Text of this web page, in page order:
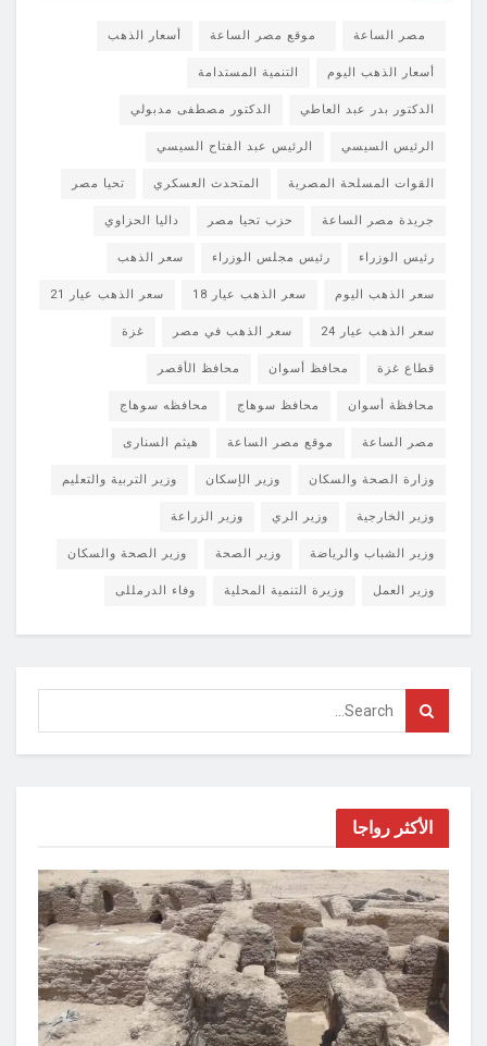
مصر الساعة موقع مصر الساعة أسعار الذهب
أسعار الذهب اليوم التنمية المستدامة
الدكتور بدر عبد العاطي الدكتور مصطفى مدبولي
الرئيس السيسي الرئيس عبد الفتاح السيسي
القوات المسلحة المصرية المتحدث العسكري تحيا مصر
جريدة مصر الساعة حزب تحيا مصر داليا الحزاوي
رئيس الوزراء رئيس مجلس الوزراء سعر الذهب
سعر الذهب اليوم سعر الذهب عيار 18 سعر الذهب عيار 21
سعر الذهب عيار 24 سعر الذهب في مصر غزة
قطاع غزة محافظ أسوان محافظ الأقصر
محافظة أسوان محافظ سوهاج محافظه سوهاج
مصر الساعة موقع مصر الساعة هيثم السنارى
وزارة الصحة والسكان وزير الإسكان وزير التربية والتعليم
وزير الخارجية وزير الري وزير الزراعة
وزير الشباب والرياضة وزير الصحة وزير الصحة والسكان
وزير العمل وزيرة التنمية المحلية وفاء الدرمللى
الأكثر رواجا